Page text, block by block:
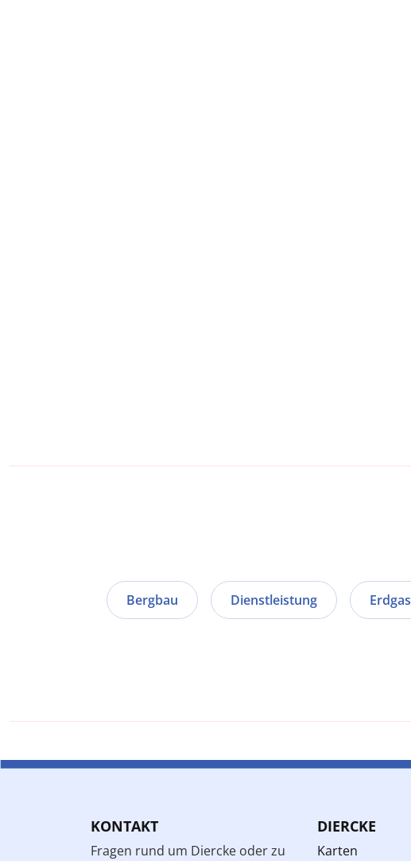
Bergbau Dienstleistung Erdgas
KONTAKT
Fragen rund um Diercke oder zu
DIERCKE
Karten